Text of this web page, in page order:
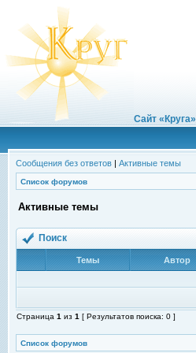
Сайт «Круга»
Сообщения без ответов | Активные темы
Список форумов
Активные темы
Поиск
Темы Автор
Страница 1 из 1 [ Результатов поиска: 0 ]
Список форумов